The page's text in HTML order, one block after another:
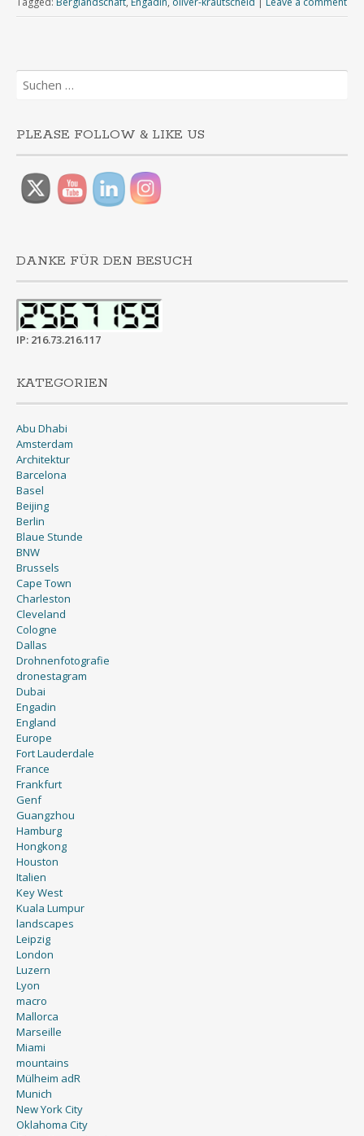
Suchen
nach:
PLEASE FOLLOW & LIKE US
DANKE FÜR DEN BESUCH
IP: 216.73.216.117
KATEGORIEN
Abu Dhabi
Amsterdam
Architektur
Barcelona
Basel
Beijing
Berlin
Blaue Stunde
BNW
Brussels
Cape Town
Charleston
Cleveland
Cologne
Dallas
Drohnenfotografie
dronestagram
Dubai
Engadin
England
Europe
Fort Lauderdale
France
Frankfurt
Genf
Guangzhou
Hamburg
Hongkong
Houston
Italien
Key West
Kuala Lumpur
landscapes
Leipzig
London
Luzern
Lyon
macro
Mallorca
Marseille
Miami
mountains
Mülheim adR
Munich
New York City
Oklahoma City